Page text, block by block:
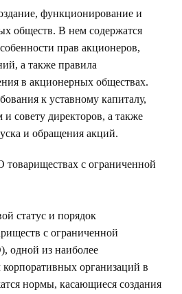
функционирование и
обществ. В нем содержатся
прав акционеров,
а также правила
в акционерных обществах.
к уставному капиталу,
совету директоров, а также
и обращения акций.
товариществах с ограниченной
статус и порядок
с ограниченной
одной из наиболее
организаций в
нормы, касающиеся создания